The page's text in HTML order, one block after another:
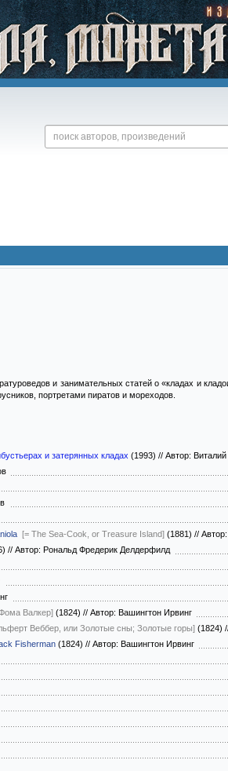
и занимательных статей о «кладах и
портретами пиратов и мореходов.
и затерянных кладах (1993) // Автор:
[= The Sea-Cook, or Treasure Island] (1881) //
// Автор: Рональд Фредерик Делдерфилд
Валкер] (1824) // Автор: Вашингтон Ирвинг
Веббер, или Золотые сны; Золотые горы] (1824)
Fisherman (1824) // Автор: Вашингтон Ирвинг